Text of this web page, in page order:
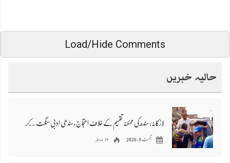
Load/Hide Comments
حالیہ خبریں
لاڑکانہ: سندھ کی ممکنہ تقسیم کے خلاف احتجاج، سندھی ادبی سنگت کے رہنماؤں سمیت متعدد افراد گرفتار
اگست 9, 2026 39 مناظر